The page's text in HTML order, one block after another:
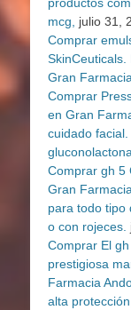
mcg,
julio 31,
Comprar
SkinCeuticals.
Gran
Comprar
en Gran
cuidado
gluconolactona,
Comprar gh 5
Gran
para todo tipo
o con rojeces.
Comprar El
prestigiosa
Farmacia
alta